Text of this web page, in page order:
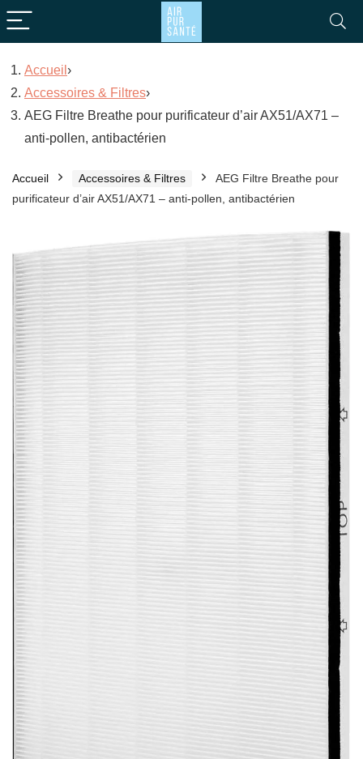
Accueil ›
Accessoires & Filtres›
AEG Filtre Breathe pour purificateur d’air AX51/AX71 –
anti-pollen, antibactérien
Accueil Accessoires & Filtres
AEG Filtre Breathe pour
purificateur d’air AX51/AX71 – anti-pollen, antibactérien